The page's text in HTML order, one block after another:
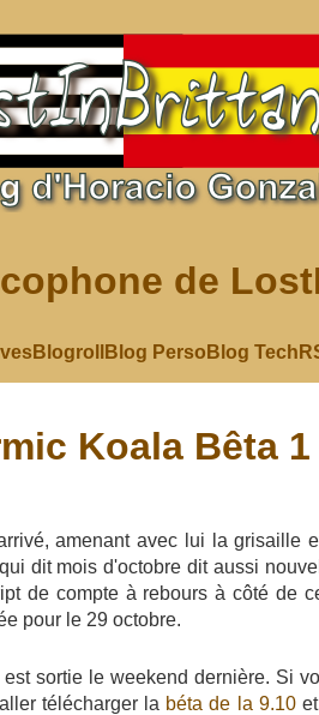
de
Blogroll Blog Perso Blog Tech
Koala Bêta 1
amenant avec lui la grisaille
dit mois d'octobre dit aussi
de compte à rebours à côté de
pour le 29 octobre.
est sortie le weekend dernière. Si
télécharger la béta de la 9.10et